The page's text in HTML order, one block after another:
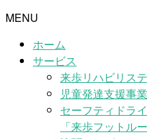
MENU
ホーム
サービス
来歩リハビリス
児童発達支援事
セーフティドラ
「来歩フットルー